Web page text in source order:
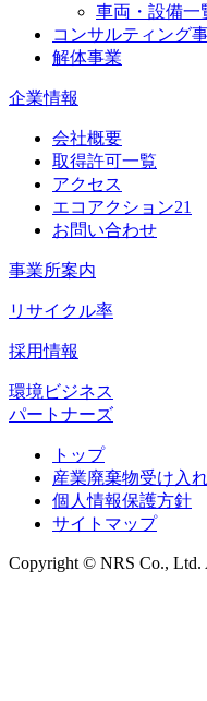
車両・設備一
コンサルティング
解体事業
企業情報
会社概要
取得許可一覧
アクセス
エコアクション21
お問い合わせ
事業所案内
リサイクル率
採用情報
環境ビジネス
パートナーズ
トップ
産業廃棄物受け入
個人情報保護方針
サイトマップ
Copyright © NRS Co., Ltd.